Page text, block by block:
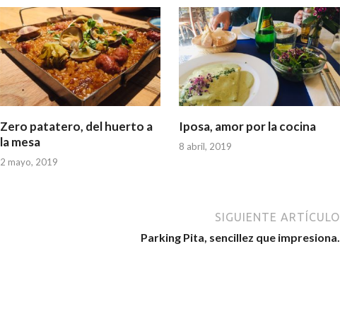
Zero patatero, del huerto a
la mesa
2 mayo, 2019
Iposa, amor por la cocina
8 abril, 2019
SIGUIENTE ARTÍCULO
Parking Pita, sencillez que impresiona.